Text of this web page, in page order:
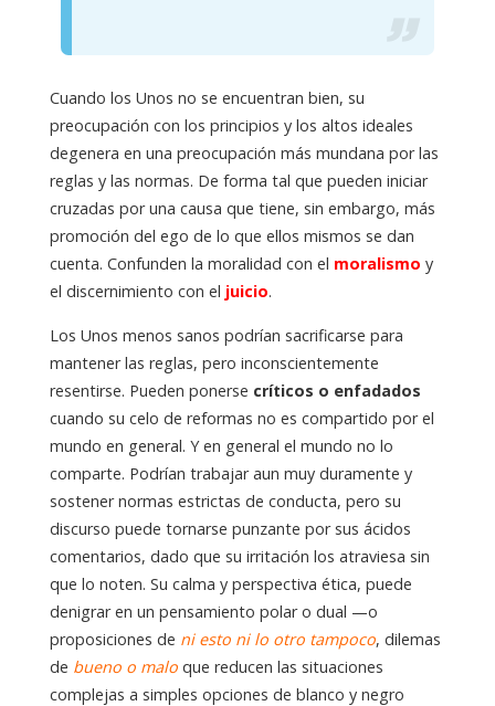
Cuando los Unos no se encuentran bien, su
preocupación con los principios y los altos ideales
degenera en una preocupación más mundana por las
reglas y las normas. De forma tal que pueden iniciar
cruzadas por una causa que tiene, sin embargo, más
promoción del ego de lo que ellos mismos se dan
cuenta. Confunden la moralidad con el moralismo y
el discernimiento con el juicio.
Los Unos menos sanos podrían sacrificarse para
mantener las reglas, pero inconscientemente
resentirse. Pueden ponerse críticos o enfadados
cuando su celo de reformas no es compartido por el
mundo en general. Y en general el mundo no lo
comparte. Podrían trabajar aun muy duramente y
sostener normas estrictas de conducta, pero su
discurso puede tornarse punzante por sus ácidos
comentarios, dado que su irritación los atraviesa sin
que lo noten. Su calma y perspectiva ética, puede
denigrar en un pensamiento polar o dual —o
proposiciones de ni esto ni lo otro tampoco, dilemas
de bueno o malo que reducen las situaciones
complejas a simples opciones de blanco y negro